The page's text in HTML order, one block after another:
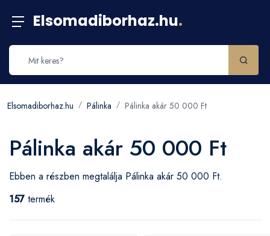
Elsomadiborhaz.hu.
Elsomadiborhaz.hu Pálinka Pálinka akár 50 000 Ft
Pálinka akár 50 000 Ft
Ebben a részben megtalálja Pálinka akár 50 000 Ft.
157 termék